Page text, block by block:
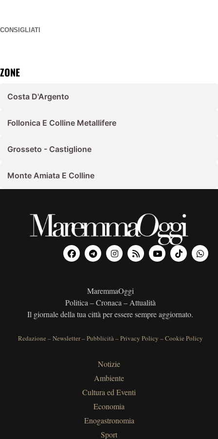
CONSIGLIATI
ZONE
Costa D'Argento
Follonica E Colline Metallifere
Grosseto - Castiglione
Monte Amiata E Colline
MaremmaOggi
Politica – Cronaca – Attualità
Il giornale della tua città per essere sempre aggiornato.
Redazione –Newsletter–Pubblicità–Privacy Policy –Cookie Policy
Notizie
Ambiente
Cultura ed Eventi
Economia
Enogastronomia
Sport